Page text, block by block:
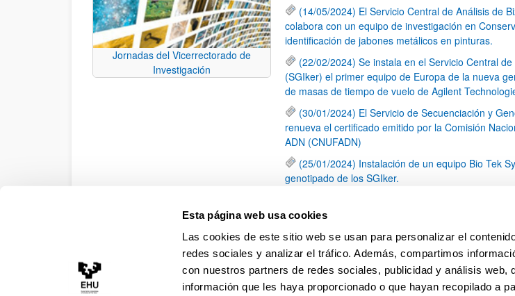
Esta página web usa cookies
Las cookies de este sitio web se usan para personalizar el
redes sociales y analizar el tráfico. Además, compartimos
con nuestros partners de redes sociales, publicidad y análisis web,
información que les haya proporcionado o que hayan recopilado a
Jornadas del Vicerrectorado de
Investigación
(14/05/2024) El Servicio Central de Análisis de
colabora con un equipo de investigación en
identificación de jabones metálicos en pinturas.
(22/02/2024) Se instala en el Servicio Central
(SGIker) el primer equipo de Europa de la nueva
de masas de tiempo de vuelo de Agilent
(30/01/2024) El Servicio de Secuenciación y
renueva el certificado emitido por la Comisión
ADN (CNUFADN)
(25/01/2024) Instalación de un equipo Bio Tek
genotipado de los SGIker.
de Navarra en un proyecto de investigación
de Educación Superior.
Página
1 Página
2 Página
3 Página
4 5 ...